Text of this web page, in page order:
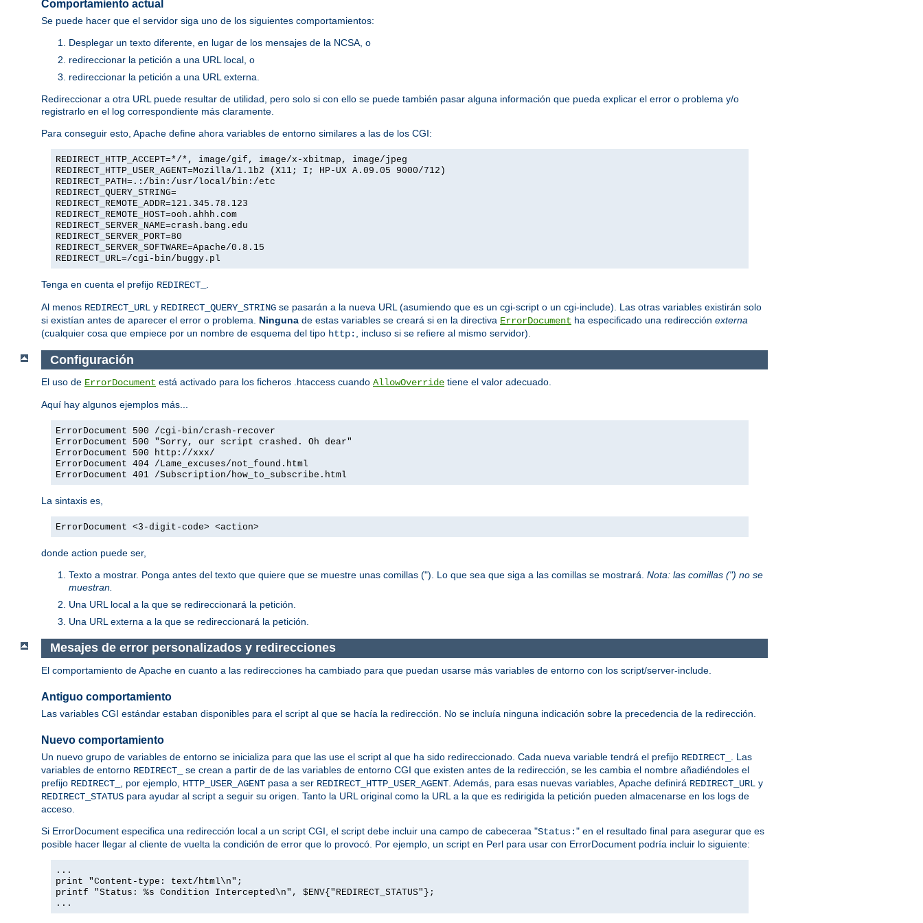
Comportamiento actual
Se puede hacer que el servidor siga uno de los siguientes comportamientos:
Desplegar un texto diferente, en lugar de los mensajes de la NCSA, o
redireccionar la petición a una URL local, o
redireccionar la petición a una URL externa.
Redireccionar a otra URL puede resultar de utilidad, pero solo si con ello se puede también pasar alguna información que pueda explicar el error o problema y/o
registrarlo en el log correspondiente más claramente.
Para conseguir esto, Apache define ahora variables de entorno similares a las de los CGI:
REDIRECT_HTTP_ACCEPT=*/*, image/gif, image/x-xbitmap, image/jpeg
REDIRECT_HTTP_USER_AGENT=Mozilla/1.1b2 (X11; I; HP-UX A.09.05 9000/712)
REDIRECT_PATH=.:/bin:/usr/local/bin:/etc
REDIRECT_QUERY_STRING=
REDIRECT_REMOTE_ADDR=121.345.78.123
REDIRECT_REMOTE_HOST=ooh.ahhh.com
REDIRECT_SERVER_NAME=crash.bang.edu
REDIRECT_SERVER_PORT=80
REDIRECT_SERVER_SOFTWARE=Apache/0.8.15
REDIRECT_URL=/cgi-bin/buggy.pl
Tenga en cuenta el prefijo REDIRECT_
Al menos REDIRECT_URL y REDIRECT_QUERY_STRING se pasarán a la nueva URL (asumiendo que es un cgi-script o un cgi-include). Las otras variables existirán solo
si existían antes de aparecer el error o problema. Ninguna de estas variables se creará si en la directiva ErrorDocument ha especificado una redirección externa
(cualquier cosa que empiece por un nombre de esquema del tipo http: , incluso si se refiere al mismo servidor).
Configuración
El uso de ErrorDocument está activado para los ficheros .htaccess cuando AllowOverride tiene el valor adecuado.
Aquí hay algunos ejemplos más...
ErrorDocument 500 /cgi-bin/crash-recover
ErrorDocument 500 "Sorry, our script crashed. Oh dear"
ErrorDocument 500 http://xxx/
ErrorDocument 404 /Lame_excuses/not_found.html
ErrorDocument 401 /Subscription/how_to_subscribe.html
La sintaxis es,
ErrorDocument <3-digit-code> <action>
donde action puede ser,
Texto a mostrar. Ponga antes del texto que quiere que se muestre unas comillas ("). Lo que sea que siga a las comillas se mostrará. Nota: las comillas (") no se
muestran.
Una URL local a la que se redireccionará la petición.
Una URL externa a la que se redireccionará la petición.
Mesajes de error personalizados y redirecciones
El comportamiento de Apache en cuanto a las redirecciones ha cambiado para que puedan usarse más variables de entorno con los script/server-include.
Antiguo comportamiento
Las variables CGI estándar estaban disponibles para el script al que se hacía la redirección. No se incluía ninguna indicación sobre la precedencia de la redirección.
Nuevo comportamiento
Un nuevo grupo de variables de entorno se inicializa para que las use el script al que ha sido redireccionado. Cada nueva variable tendrá el prefijo REDIRECT_
. Las
variables de entorno REDIRECT_
se crean a partir de de las variables de entorno CGI que existen antes de la redirección, se les cambia el nombre añadiéndoles el
prefijo REDIRECT_ , por ejemplo, HTTP_USER_AGENT pasa a ser REDIRECT_HTTP_USER_AGENT . Además, para esas nuevas variables, Apache definirá REDIRECT_URL y
REDIRECT_STATUS para ayudar al script a seguir su origen. Tanto la URL original como la URL a la que es redirigida la petición pueden almacenarse en los logs de
acceso.
Si ErrorDocument especifica una redirección local a un script CGI, el script debe incluir una campo de cabeceraa "Status:" en el resultado final para asegurar que es
posible hacer llegar al cliente de vuelta la condición de error que lo provocó. Por ejemplo, un script en Perl para usar con ErrorDocument podría incluir lo siguiente:
...
print "Content-type: text/html\n";
printf "Status: %s Condition Intercepted\n", $ENV{"REDIRECT_STATUS"};
...